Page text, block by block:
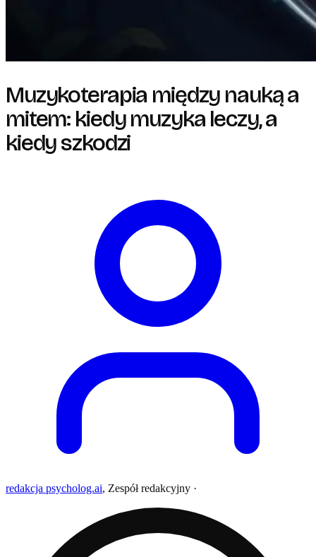
Muzykoterapia między nauką a
mitem: kiedy muzyka leczy, a
kiedy szkodzi
redakcja psycholog.ai, Zespół redakcyjny ·